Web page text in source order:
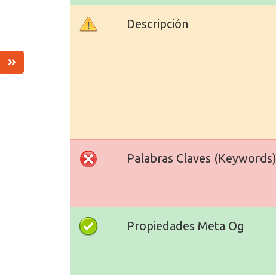
Descripción
Palabras Claves (Keywords)
Propiedades Meta Og